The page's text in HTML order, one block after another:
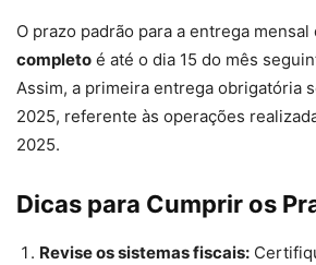
O prazo padrão para a entrega mensal
completo é até o dia 15 do mês
Assim, a primeira entrega obrigatória
2025, referente às operações
2025.
Dicas para Cumprir os
Revise os sistemas fiscais: